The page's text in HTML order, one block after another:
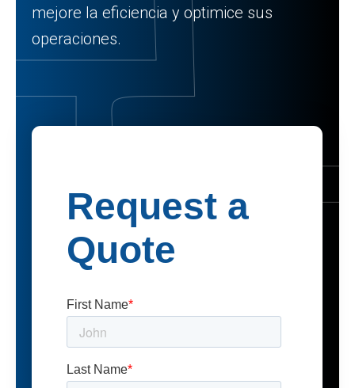
mejore la eficiencia y optimice sus
operaciones.